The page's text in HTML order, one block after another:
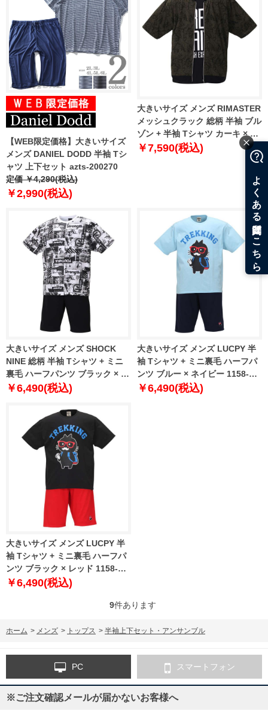
【WEB限定価格】大きいサイズ
メンズ DANIEL DODD 半袖 Tシ
ャツ 上下セット azts-200270
定価 ￥4,290(税込)
￥2,990(税込)
大きいサイズ メンズ RIMASTER
メッシュクラック 総柄 半袖 ブル
ゾン + 半袖 Tシャツ カーキ × ブ
ラック 1258-0252-2 3L 4L 5L
￥7,590(税込)
大きいサイズ メンズ SHOCK
NINE 総柄 半袖 Tシャツ + ミニ
裏毛 ハーフパンツ ブラック × ブ
ラック 1258-0292-2 3L 4L 5L
￥6,490(税込)
大きいサイズ メンズ LUCPY 半
袖 Tシャツ + ミニ裏毛 ハーフパ
ンツ ブルー × ネイビー 1158-
9207-1 3L 4L 5L 6L
￥6,490(税込)
大きいサイズ メンズ LUCPY 半
袖 Tシャツ + ミニ裏毛 ハーフパ
ンツ ブラック × レッド 1158-
9207-2 3L 4L 5L 6L
￥6,490(税込)
9件あります
ホーム > メンズ > トップス > 半袖上下セット・アンサンブル
PC スマートフォン
※ご注文確認メールが届かないお客様へ